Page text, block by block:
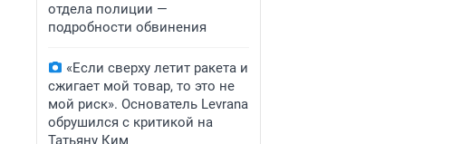
отдела полиции —
подробности обвинения
«Если сверху летит ракета и
сжигает мой товар, то это не
мой риск». Основатель Levrana
обрушился с критикой на
Татьяну Ким